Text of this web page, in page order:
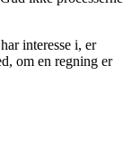
interesse i, er
om en regning er